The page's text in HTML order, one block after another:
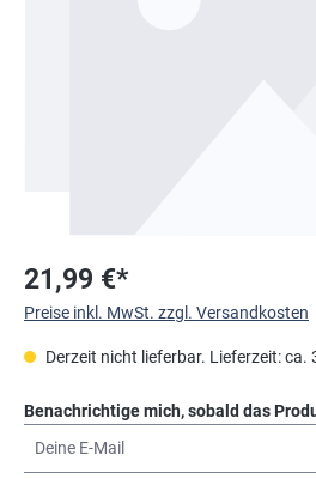
21,99 €*
Preise inkl. MwSt. zzgl. Versandkosten
Derzeit nicht lieferbar. Lieferzeit: ca.
Benachrichtige mich, sobald das